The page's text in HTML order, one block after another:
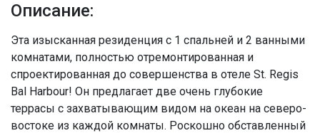
Описание:
Эта изысканная резиденция с 1 спальней и 2 ванными
комнатами, полностью отремонтированная и
спроектированная до совершенства в отеле St. Regis
Bal Harbour! Он предлагает две очень глубокие
террасы с захватывающим видом на океан на северо-
востоке из каждой комнаты. Роскошно обставленный